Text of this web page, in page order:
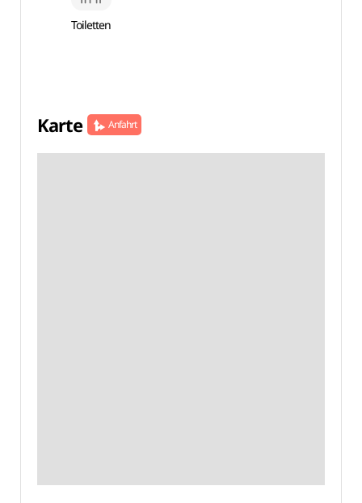
Toiletten
Karte Anfahrt